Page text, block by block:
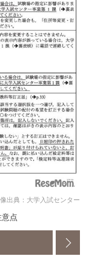
出典：大学入試センター
点